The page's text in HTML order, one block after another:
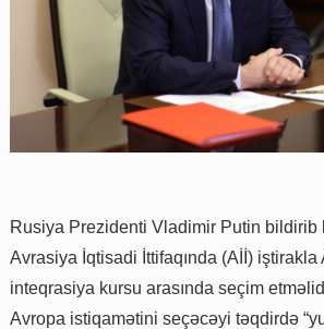
Rusiya Prezidenti Vladimir Putin bildirib
Avrasiya İqtisadi İttifaqında (Aİİ) iştirakla
inteqrasiya kursu arasında seçim
Avropa istiqamətini seçəcəyi təqdirdə